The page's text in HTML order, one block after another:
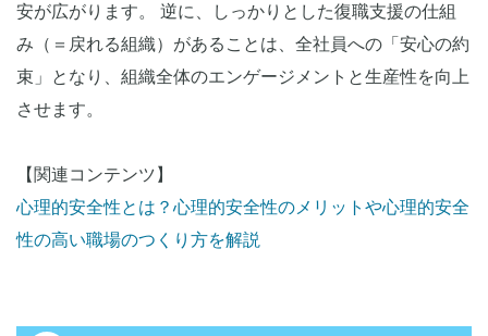
安が広がります。 逆に、しっかりとした復職支援の仕組
み（＝戻れる組織）があることは、全社員への「安心の約
束」となり、組織全体のエンゲージメントと生産性を向上
させます。
【関連コンテンツ】
心理的安全性とは？心理的安全性のメリットや心理的安全
性の高い職場のつくり方を解説